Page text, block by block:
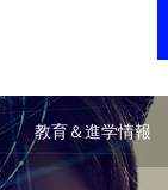
教育＆進学情報